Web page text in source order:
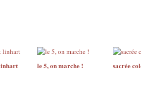
le 5, on marche ! sacrée